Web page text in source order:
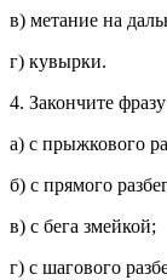
в) метание на
г) кувырки.
4. Закончите
а) с прыжкового
б) с прямого
в) с бега змейкой;
г) с шагового